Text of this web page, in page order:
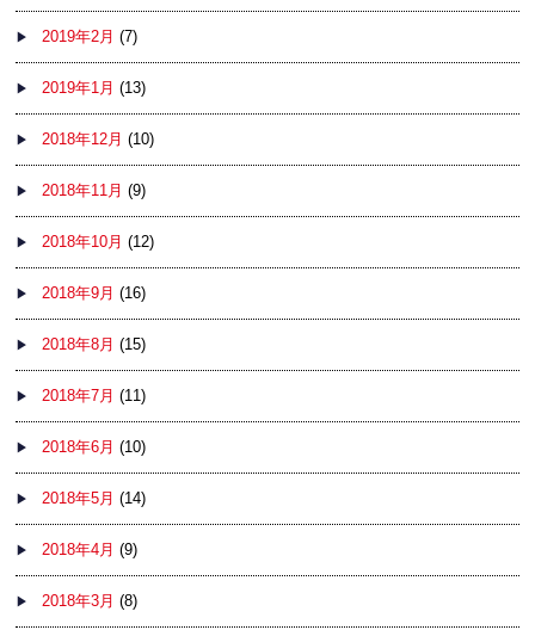
2019年2月 (7)
2019年1月 (13)
2018年12月 (10)
2018年11月 (9)
2018年10月 (12)
2018年9月 (16)
2018年8月 (15)
2018年7月 (11)
2018年6月 (10)
2018年5月 (14)
2018年4月 (9)
2018年3月 (8)